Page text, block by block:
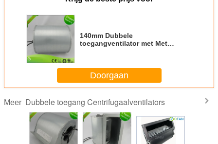
140mm Dubbele
toegangventilator met Met
Hitteterugwinning
Doorgaan
Meer Dubbele toegang Centrifugaalventilators